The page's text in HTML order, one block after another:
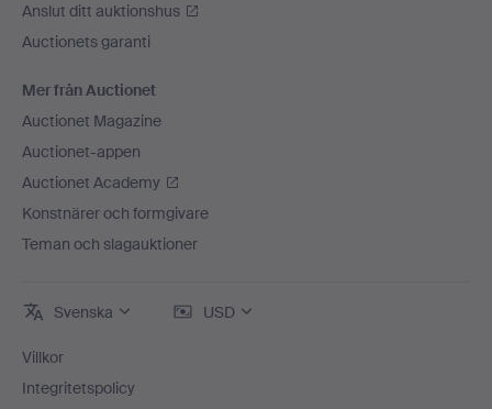
Anslut ditt auktionshus
Auctionets garanti
Mer från Auctionet
Auctionet Magazine
Auctionet-appen
Auctionet Academy
Konstnärer och formgivare
Teman och slagauktioner
Svenska USD
Villkor
Integritetspolicy